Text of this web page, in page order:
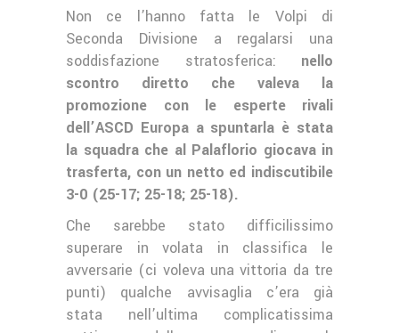
Non ce l’hanno fatta le Volpi di
Seconda Divisione a regalarsi una
soddisfazione stratosferica: nello
scontro diretto che valeva la
promozione con le esperte rivali
dell’ASCD Europa a spuntarla è stata
la squadra che al Palaflorio giocava in
trasferta, con un netto ed indiscutibile
3-0 (25-17; 25-18; 25-18).
Che sarebbe stato difficilissimo
superare in volata in classifica le
avversarie (ci voleva una vittoria da tre
punti) qualche avvisaglia c’era già
stata nell’ultima complicatissima